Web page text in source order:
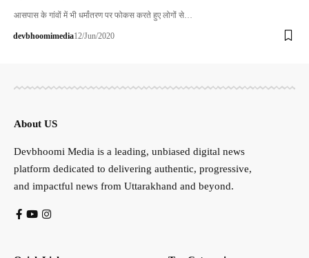
आसपास के गांवों में भी धर्मांतरण पर फोकस करते हुए लोगों से…
devbhoomimedia12/Jun/2020
About US
Devbhoomi Media is a leading, unbiased digital news
platform dedicated to delivering authentic, progressive,
and impactful news from Uttarakhand and beyond.